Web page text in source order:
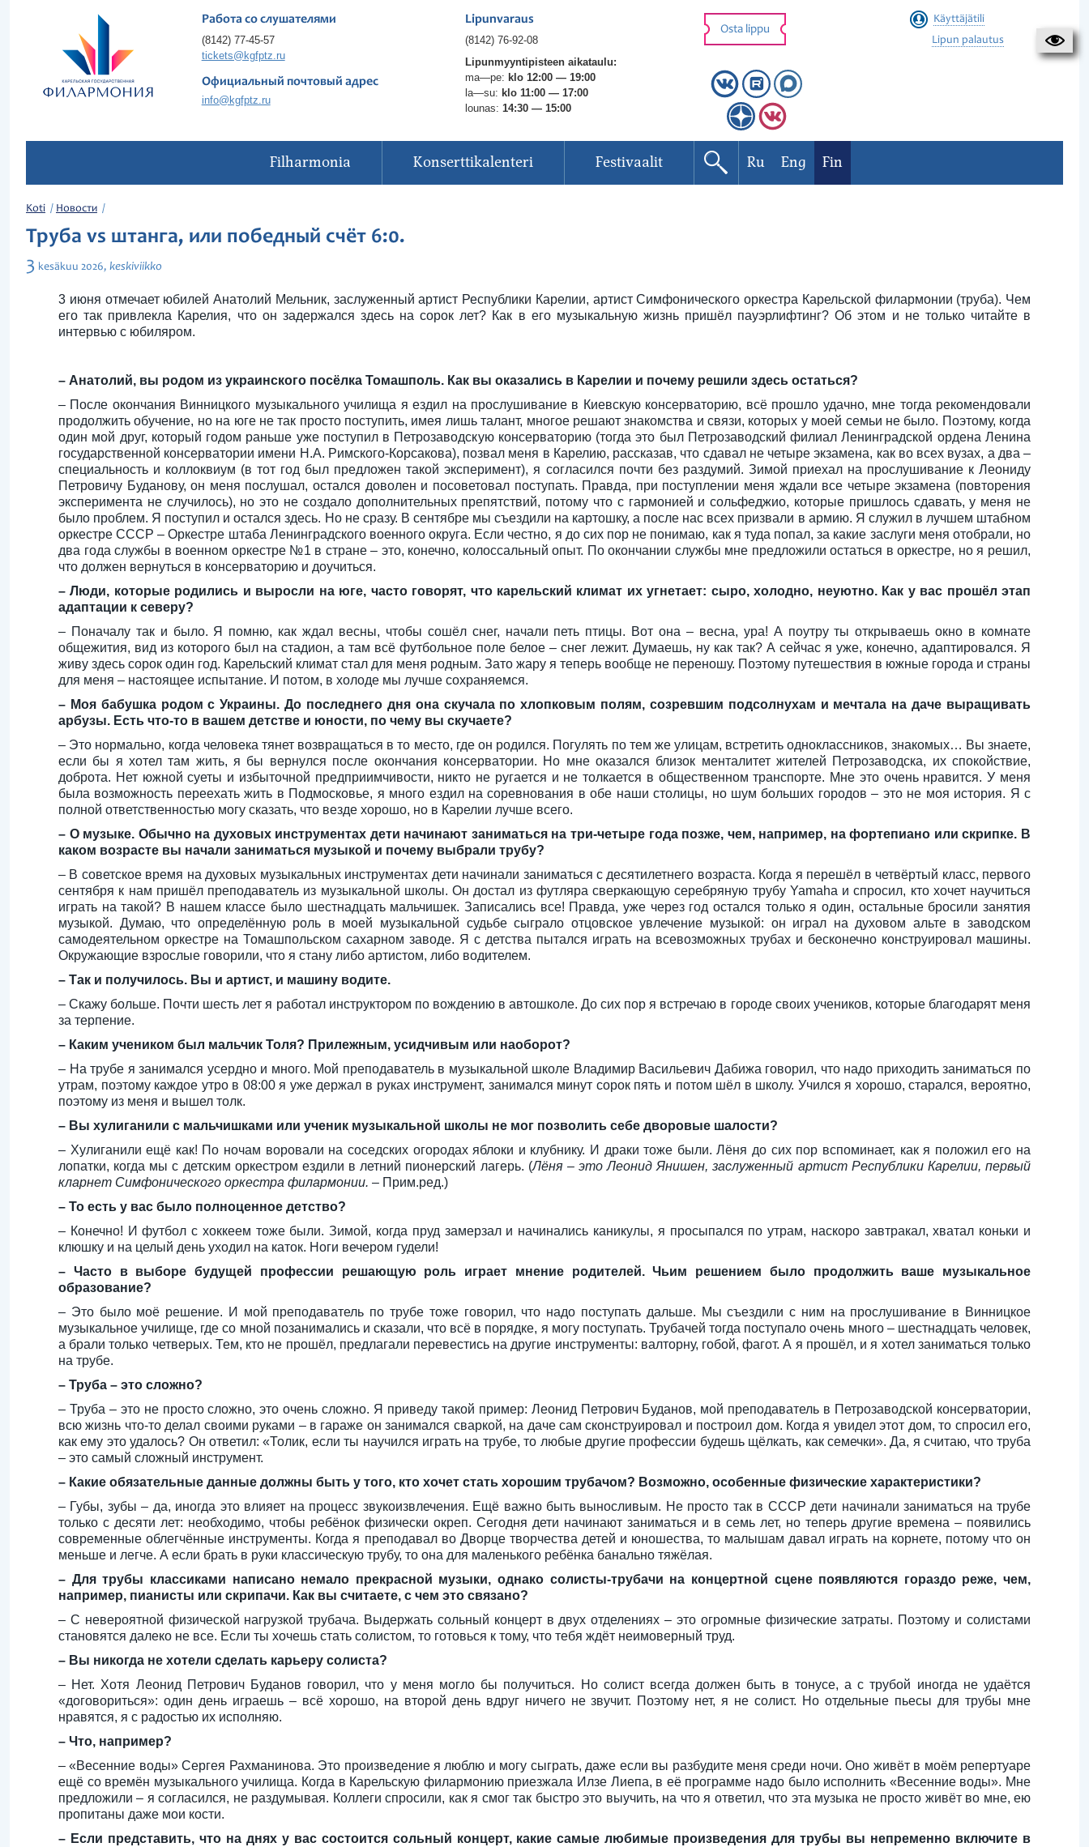
Работа со слушателями
(8142) 77-45-57
tickets@kgfptz.ru
Официальный почтовый адрес
info@kgfptz.ru
Lipunvaraus
(8142) 76-92-08
Lipunmyyntipisteen aikataulu:
ma—pe: klo 12:00 — 19:00
la—su: klo 11:00 — 17:00
lounas: 14:30 — 15:00
Osta lippu
Käyttäjätili
Lipun palautus
Filharmonia Konserttikalenteri Festivaalit Ru Eng Fin
Koti Новости
Труба vs штанга, или победный счёт 6:0.
3 kesäkuu 2026, keskiviikko
3 июня отмечает юбилей Анатолий Мельник, заслуженный артист Республики Карелии, артист Симфонического оркестра Карельской филармонии (труба). Чем
его так привлекла Карелия, что он задержался здесь на сорок лет? Как в его музыкальную жизнь пришёл пауэрлифтинг? Об этом и не только читайте в
интервью с юбиляром.
– Анатолий, вы родом из украинского посёлка Томашполь. Как вы оказались в Карелии и почему решили здесь остаться?
– После окончания Винницкого музыкального училища я ездил на прослушивание в Киевскую консерваторию, всё прошло удачно, мне тогда рекомендовали
продолжить обучение, но на юге не так просто поступить, имея лишь талант, многое решают знакомства и связи, которых у моей семьи не было. Поэтому, когда
один мой друг, который годом раньше уже поступил в Петрозаводскую консерваторию (тогда это был Петрозаводский филиал Ленинградской ордена Ленина
государственной консерватории имени Н.А. Римского-Корсакова), позвал меня в Карелию, рассказав, что сдавал не четыре экзамена, как во всех вузах, а два –
специальность и коллоквиум (в тот год был предложен такой эксперимент), я согласился почти без раздумий. Зимой приехал на прослушивание к Леониду
Петровичу Буданову, он меня послушал, остался доволен и посоветовал поступать. Правда, при поступлении меня ждали все четыре экзамена (повторения
эксперимента не случилось), но это не создало дополнительных препятствий, потому что с гармонией и сольфеджио, которые пришлось сдавать, у меня не
было проблем. Я поступил и остался здесь. Но не сразу. В сентябре мы съездили на картошку, а после нас всех призвали в армию. Я служил в лучшем штабном
оркестре СССР – Оркестре штаба Ленинградского военного округа. Если честно, я до сих пор не понимаю, как я туда попал, за какие заслуги меня отобрали, но
два года службы в военном оркестре №1 в стране – это, конечно, колоссальный опыт. По окончании службы мне предложили остаться в оркестре, но я решил,
что должен вернуться в консерваторию и доучиться.
– Люди, которые родились и выросли на юге, часто говорят, что карельский климат их угнетает: сыро, холодно, неуютно. Как у вас прошёл этап
адаптации к северу?
– Поначалу так и было. Я помню, как ждал весны, чтобы сошёл снег, начали петь птицы. Вот она – весна, ура! А поутру ты открываешь окно в комнате
общежития, вид из которого был на стадион, а там всё футбольное поле белое – снег лежит. Думаешь, ну как так? А сейчас я уже, конечно, адаптировался. Я
живу здесь сорок один год. Карельский климат стал для меня родным. Зато жару я теперь вообще не переношу. Поэтому путешествия в южные города и страны
для меня – настоящее испытание. И потом, в холоде мы лучше сохраняемся.
– Моя бабушка родом с Украины. До последнего дня она скучала по хлопковым полям, созревшим подсолнухам и мечтала на даче выращивать
арбузы. Есть что-то в вашем детстве и юности, по чему вы скучаете?
– Это нормально, когда человека тянет возвращаться в то место, где он родился. Погулять по тем же улицам, встретить одноклассников, знакомых… Вы знаете,
если бы я хотел там жить, я бы вернулся после окончания консерватории. Но мне оказался близок менталитет жителей Петрозаводска, их спокойствие,
доброта. Нет южной суеты и избыточной предприимчивости, никто не ругается и не толкается в общественном транспорте. Мне это очень нравится. У меня
была возможность переехать жить в Подмосковье, я много ездил на соревнования в обе наши столицы, но шум больших городов – это не моя история. Я с
полной ответственностью могу сказать, что везде хорошо, но в Карелии лучше всего.
– О музыке. Обычно на духовых инструментах дети начинают заниматься на три-четыре года позже, чем, например, на фортепиано или скрипке. В
каком возрасте вы начали заниматься музыкой и почему выбрали трубу?
– В советское время на духовых музыкальных инструментах дети начинали заниматься с десятилетнего возраста. Когда я перешёл в четвёртый класс, первого
сентября к нам пришёл преподаватель из музыкальной школы. Он достал из футляра сверкающую серебряную трубу Yamaha и спросил, кто хочет научиться
играть на такой? В нашем классе было шестнадцать мальчишек. Записались все! Правда, уже через год остался только я один, остальные бросили занятия
музыкой. Думаю, что определённую роль в моей музыкальной судьбе сыграло отцовское увлечение музыкой: он играл на духовом альте в заводском
самодеятельном оркестре на Томашпольском сахарном заводе. Я с детства пытался играть на всевозможных трубах и бесконечно конструировал машины.
Окружающие взрослые говорили, что я стану либо артистом, либо водителем.
– Так и получилось. Вы и артист, и машину водите.
– Скажу больше. Почти шесть лет я работал инструктором по вождению в автошколе. До сих пор я встречаю в городе своих учеников, которые благодарят меня
за терпение.
– Каким учеником был мальчик Толя? Прилежным, усидчивым или наоборот?
– На трубе я занимался усердно и много. Мой преподаватель в музыкальной школе Владимир Васильевич Дабижа говорил, что надо приходить заниматься по
утрам, поэтому каждое утро в 08:00 я уже держал в руках инструмент, занимался минут сорок пять и потом шёл в школу. Учился я хорошо, старался, вероятно,
поэтому из меня и вышел толк.
– Вы хулиганили с мальчишками или ученик музыкальной школы не мог позволить себе дворовые шалости?
– Хулиганили ещё как! По ночам воровали на соседских огородах яблоки и клубнику. И драки тоже были. Лёня до сих пор вспоминает, как я положил его на
лопатки, когда мы с детским оркестром ездили в летний пионерский лагерь. (Лёня – это Леонид Янишен, заслуженный артист Республики Карелии, первый
кларнет Симфонического оркестра филармонии. – Прим.ред.)
– То есть у вас было полноценное детство?
– Конечно! И футбол с хоккеем тоже были. Зимой, когда пруд замерзал и начинались каникулы, я просыпался по утрам, наскоро завтракал, хватал коньки и
клюшку и на целый день уходил на каток. Ноги вечером гудели!
– Часто в выборе будущей профессии решающую роль играет мнение родителей. Чьим решением было продолжить ваше музыкальное
образование?
– Это было моё решение. И мой преподаватель по трубе тоже говорил, что надо поступать дальше. Мы съездили с ним на прослушивание в Винницкое
музыкальное училище, где со мной позанимались и сказали, что всё в порядке, я могу поступать. Трубачей тогда поступало очень много – шестнадцать человек,
а брали только четверых. Тем, кто не прошёл, предлагали перевестись на другие инструменты: валторну, гобой, фагот. А я прошёл, и я хотел заниматься только
на трубе.
– Труба – это сложно?
– Труба – это не просто сложно, это очень сложно. Я приведу такой пример: Леонид Петрович Буданов, мой преподаватель в Петрозаводской консерватории,
всю жизнь что-то делал своими руками – в гараже он занимался сваркой, на даче сам сконструировал и построил дом. Когда я увидел этот дом, то спросил его,
как ему это удалось? Он ответил: «Толик, если ты научился играть на трубе, то любые другие профессии будешь щёлкать, как семечки». Да, я считаю, что труба
– это самый сложный инструмент.
– Какие обязательные данные должны быть у того, кто хочет стать хорошим трубачом? Возможно, особенные физические характеристики?
– Губы, зубы – да, иногда это влияет на процесс звукоизвлечения. Ещё важно быть выносливым. Не просто так в СССР дети начинали заниматься на трубе
только с десяти лет: необходимо, чтобы ребёнок физически окреп. Сегодня дети начинают заниматься и в семь лет, но теперь другие времена – появились
современные облегчённые инструменты. Когда я преподавал во Дворце творчества детей и юношества, то малышам давал играть на корнете, потому что он
меньше и легче. А если брать в руки классическую трубу, то она для маленького ребёнка банально тяжёлая.
– Для трубы классиками написано немало прекрасной музыки, однако солисты-трубачи на концертной сцене появляются гораздо реже, чем,
например, пианисты или скрипачи. Как вы считаете, с чем это связано?
– С невероятной физической нагрузкой трубача. Выдержать сольный концерт в двух отделениях – это огромные физические затраты. Поэтому и солистами
становятся далеко не все. Если ты хочешь стать солистом, то готовься к тому, что тебя ждёт неимоверный труд.
– Вы никогда не хотели сделать карьеру солиста?
– Нет. Хотя Леонид Петрович Буданов говорил, что у меня могло бы получиться. Но солист всегда должен быть в тонусе, а с трубой иногда не удаётся
«договориться»: один день играешь – всё хорошо, на второй день вдруг ничего не звучит. Поэтому нет, я не солист. Но отдельные пьесы для трубы мне
нравятся, я с радостью их исполняю.
– Что, например?
– «Весенние воды» Сергея Рахманинова. Это произведение я люблю и могу сыграть, даже если вы разбудите меня среди ночи. Оно живёт в моём репертуаре
ещё со времён музыкального училища. Когда в Карельскую филармонию приезжала Илзе Лиепа, в её программе надо было исполнить «Весенние воды». Мне
предложили – я согласился, не раздумывая. Коллеги спросили, как я смог так быстро это выучить, на что я ответил, что эта музыка не просто живёт во мне, ею
пропитаны даже мои кости.
– Если представить, что на днях у вас состоится сольный концерт, какие самые любимые произведения для трубы вы непременно включите в